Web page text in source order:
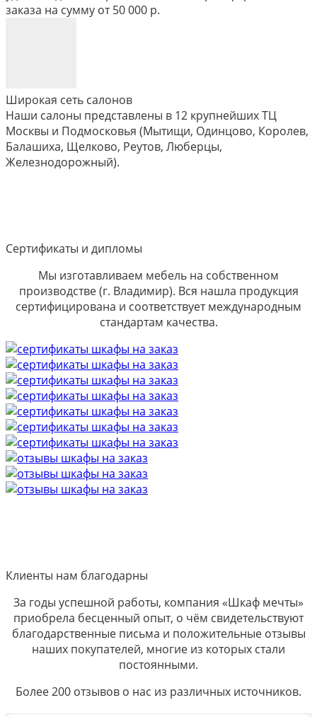
заказа на сумму от 50 000 р.
Широкая сеть салонов
Наши салоны представлены в 12 крупнейших ТЦ
Москвы и Подмосковья (Мытищи, Одинцово, Королев,
Балашиха, Щелково, Реутов, Люберцы,
Железнодорожный).
Сертификаты и дипломы
Мы изготавливаем мебель на собственном
производстве (г. Владимир). Вся нашла продукция
сертифицирована и соответствует международным
стандартам качества.
Клиенты нам благодарны
За годы успешной работы, компания «Шкаф мечты»
приобрела бесценный опыт, о чём свидетельствуют
благодарственные письма и положительные отзывы
наших покупателей, многие из которых стали
постоянными.
Более 200 отзывов о нас из различных источников.